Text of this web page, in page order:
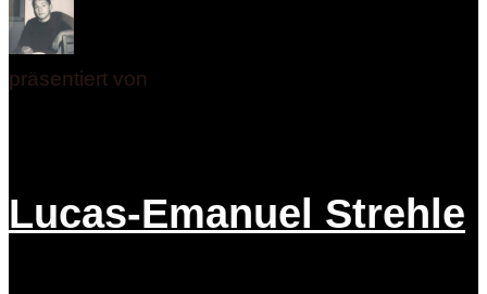
präsentiert von
Lucas-Emanuel Strehle